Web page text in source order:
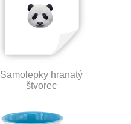
Samolepky hranatý
štvorec